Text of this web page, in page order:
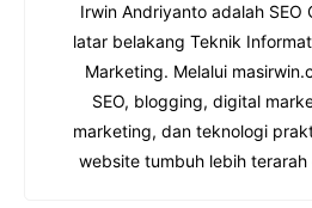
Irwin Andriyanto adalah SEO
latar belakang Teknik
Marketing. Melalui
SEO, blogging, digital
marketing, dan teknologi
website tumbuh lebih